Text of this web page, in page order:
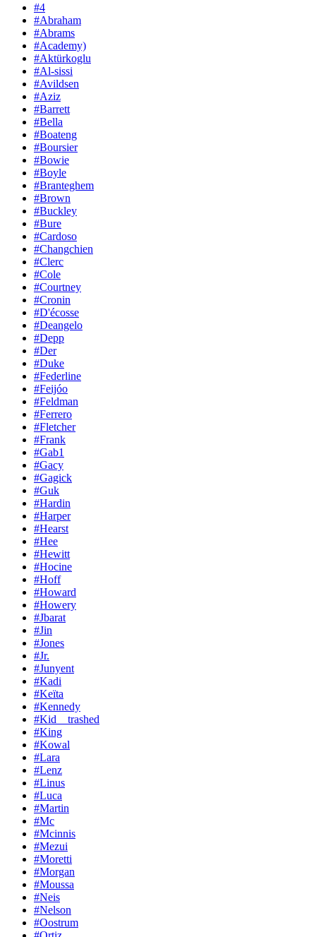
#4
#Abraham
#Abrams
#Academy)
#Aktürkoglu
#Al-sissi
#Avildsen
#Aziz
#Barrett
#Bella
#Boateng
#Boursier
#Bowie
#Boyle
#Branteghem
#Brown
#Buckley
#Bure
#Cardoso
#Changchien
#Clerc
#Cole
#Courtney
#Cronin
#D'écosse
#Deangelo
#Depp
#Der
#Duke
#Federline
#Feijóo
#Feldman
#Ferrero
#Fletcher
#Frank
#Gab1
#Gacy
#Gagick
#Guk
#Hardin
#Harper
#Hearst
#Hee
#Hewitt
#Hocine
#Hoff
#Howard
#Howery
#Jbarat
#Jin
#Jones
#Jr.
#Junyent
#Kadi
#Keïta
#Kennedy
#Kid__trashed
#King
#Kowal
#Lara
#Lenz
#Linus
#Luca
#Martin
#Mc
#Mcinnis
#Mezui
#Moretti
#Morgan
#Moussa
#Neis
#Nelson
#Oostrum